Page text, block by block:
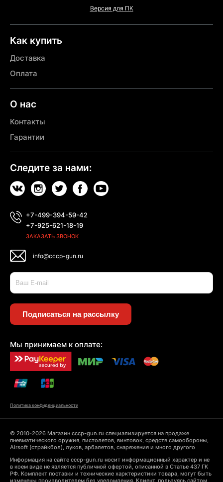
Версия для ПК
Как купить
Доставка
Оплата
О нас
Контакты
Гарантии
Следите за нами:
+7-499-394-59-42
+7-925-621-18-19
ЗАКАЗАТЬ ЗВОНОК
info@cccp-gun.ru
Подписаться на рассылку
Мы принимаем к оплате:
Политика конфиденциальности
© 2010-2026 Магазин cccp-gun.ru специализируется на продаже
пневматического оружия, пистолетов, винтовок, средств самообороны,
Airsoft (страйкбол), луков, арбалетов, снаряжения и много другого
Информация на сайте cccp-gun.ru носит информационный характер и не
в коем виде не является публичной офертой, описанной в Статье 437 ГК
РФ. Комплект поставки и технические харктеристики товара, могут быть
изменены производителем без уведомления. Клиент, пользуясь сайтом